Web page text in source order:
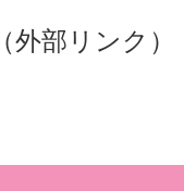
（外部リンク）